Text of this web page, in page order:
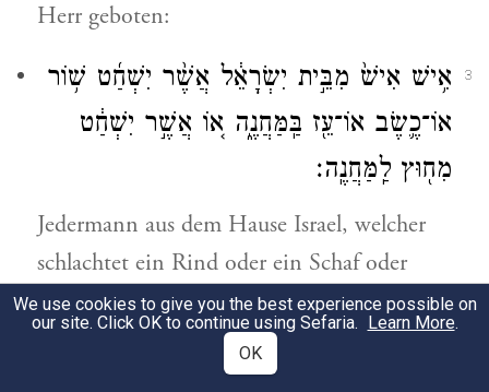
Herr geboten:
3
אִ֥ישׁ אִישׁ֙ מִבֵּ֣ית יִשְׂרָאֵ֔ל אֲשֶׁ֨ר יִשְׁחַ֜ט שׁ֥וֹר
אוֹ־כֶ֛שֶׂב אוֹ־עֵ֖ז בַּֽמַּחֲנֶ֑ה א֚וֹ אֲשֶׁ֣ר יִשְׁחַ֔ט
מִח֖וּץ לַֽמַּחֲנֶֽה׃
Jedermann aus dem Hause Israel, welcher
schlachtet ein Rind oder ein Schaf oder
eine Ziege im Lager, oder der schlachtet
We use cookies to give you the best experience possible on
our site. Click OK to continue using Sefaria. Learn More.
OK